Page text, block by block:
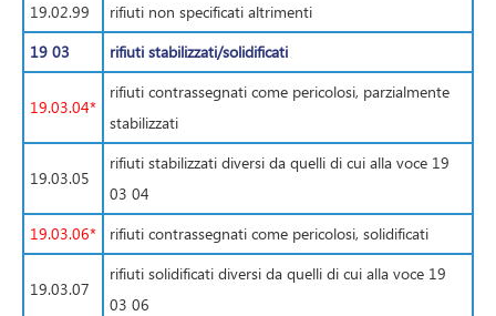
19.02.99
rifiuti non specificati altrimenti
19 03
rifiuti stabilizzati/solidificati
19.03.04*
rifiuti contrassegnati come pericolosi, parzialmente
stabilizzati
19.03.05
rifiuti stabilizzati diversi da quelli di cui alla voce 19
03 04
19.03.06*
rifiuti contrassegnati come pericolosi, solidificati
19.03.07
rifiuti solidificati diversi da quelli di cui alla voce 19
03 06